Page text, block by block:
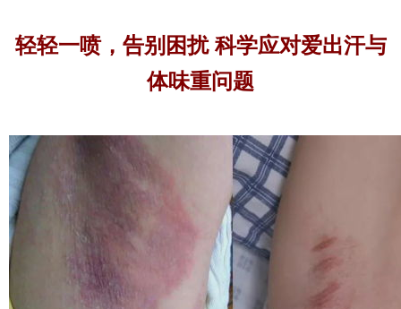
轻轻一喷，告别困扰 科学应对爱出汗与
体味重问题